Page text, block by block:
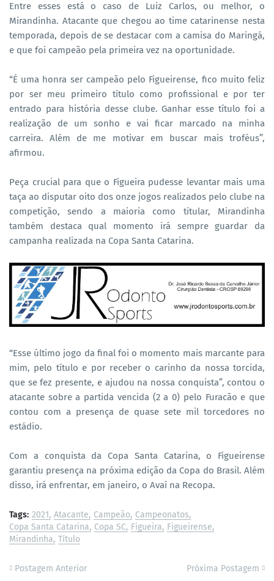
Entre esses está o caso de Luiz Carlos, ou melhor, o
Mirandinha. Atacante que chegou ao time catarinense nesta
temporada, depois de se destacar com a camisa do Maringá,
e que foi campeão pela primeira vez na oportunidade.
“É uma honra ser campeão pelo Figueirense, fico muito feliz
por ser meu primeiro título como profissional e por ter
entrado para história desse clube. Ganhar esse título foi a
realização de um sonho e vai ficar marcado na minha
carreira. Além de me motivar em buscar mais troféus”,
afirmou.
Peça crucial para que o Figueira pudesse levantar mais uma
taça ao disputar oito dos onze jogos realizados pelo clube na
competição, sendo a maioria como titular, Mirandinha
também destaca qual momento irá sempre guardar da
campanha realizada na Copa Santa Catarina.
“Esse último jogo da final foi o momento mais marcante para
mim, pelo título e por receber o carinho da nossa torcida,
que se fez presente, e ajudou na nossa conquista”, contou o
atacante sobre a partida vencida (2 a 0) pelo Furacão e que
contou com a presença de quase sete mil torcedores no
estádio.
Com a conquista da Copa Santa Catarina, o Figueirense
garantiu presença na próxima edição da Copa do Brasil. Além
disso, irá enfrentar, em janeiro, o Avaí na Recopa.
Tags: 2021 Atacante Campeão Campeonatos
Copa Santa Catarina Copa SC Figueira Figueirense
Mirandinha Título
Postagem Anterior Próxima Postagem